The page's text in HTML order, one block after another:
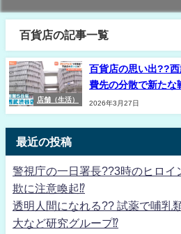
百貨店の記事一覧
店舗（生活）
百貨店の思い出??
費先の分散で新たな
2026年3月27日
最近の投稿
警視庁の一日署長??3時のヒロイ
欺に注意喚起⁉
透明人間になれる?? 試薬で哺乳
大など研究グループ⁉